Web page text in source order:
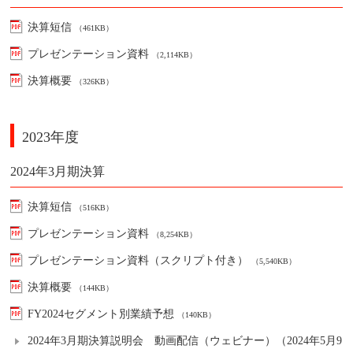
決算短信 （461KB）
プレゼンテーション資料 （2,114KB）
決算概要 （326KB）
2023年度
2024年3月期決算
決算短信 （516KB）
プレゼンテーション資料 （8,254KB）
プレゼンテーション資料（スクリプト付き） （5,540KB）
決算概要 （144KB）
FY2024セグメント別業績予想 （140KB）
2024年3月期決算説明会 動画配信（ウェビナー）（2024年5月9